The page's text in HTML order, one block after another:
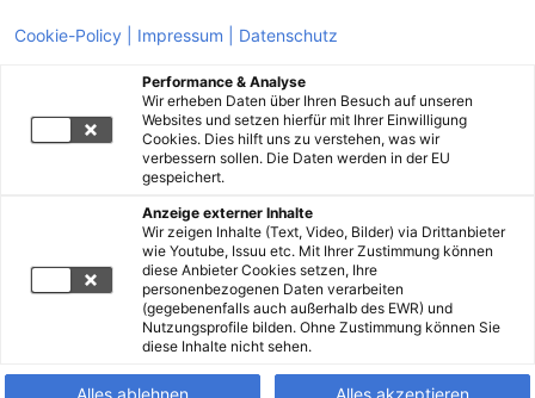
Cookie-Policy | Impressum | Datenschutz
Performance & Analyse
Wir erheben Daten über Ihren Besuch auf unseren
Websites und setzen hierfür mit Ihrer Einwilligung
Cookies. Dies hilft uns zu verstehen, was wir
verbessern sollen. Die Daten werden in der EU
gespeichert.
Anzeige externer Inhalte
Wir zeigen Inhalte (Text, Video, Bilder) via Drittanbieter
wie Youtube, Issuu etc. Mit Ihrer Zustimmung können
diese Anbieter Cookies setzen, Ihre
personenbezogenen Daten verarbeiten
(gegebenenfalls auch außerhalb des EWR) und
Nutzungsprofile bilden. Ohne Zustimmung können Sie
diese Inhalte nicht sehen.
Alles ablehnen Alles akzeptieren